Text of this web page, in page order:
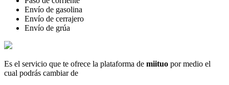
Envío de gasolina
Envío de cerrajero
Envío de grúa
Es el servicio que te ofrece la plataforma de miituo por medio el
cual podrás cambiar de